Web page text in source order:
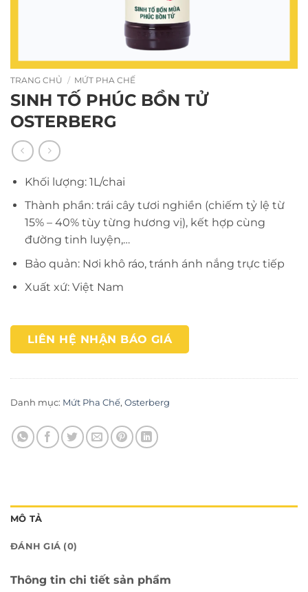
TRANG CHỦ / MỨT PHA CHẾ
SINH TỐ PHÚC BỒN TỬ
OSTERBERG
Khối lượng: 1L/chai
Thành phần: trái cây tươi nghiền (chiếm tỷ lệ từ
15% – 40% tùy từng hương vị), kết hợp cùng
đường tinh luyện,…
Bảo quản: Nơi khô ráo, tránh ánh nắng trực tiếp
Xuất xứ: Việt Nam
LIÊN HỆ NHẬN BÁO GIÁ
Danh mục: Mứt Pha Chế, Osterberg
MÔ TẢ
ĐÁNH GIÁ (0)
Thông tin chi tiết sản phẩm